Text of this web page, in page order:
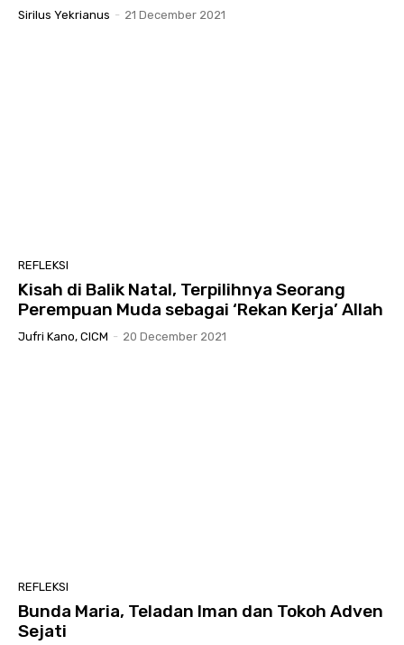
Sirilus Yekrianus - 21 December 2021
REFLEKSI
Kisah di Balik Natal, Terpilihnya Seorang
Perempuan Muda sebagai ‘Rekan Kerja’ Allah
Jufri Kano, CICM - 20 December 2021
REFLEKSI
Bunda Maria, Teladan Iman dan Tokoh Adven
Sejati